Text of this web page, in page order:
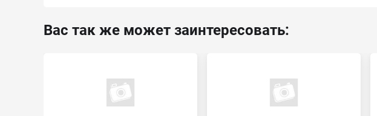
Вас так же может заинтересовать: